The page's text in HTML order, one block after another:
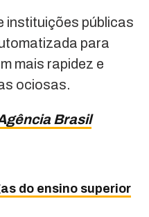
instituições públicas
para
mais rapidez e
ociosas.
Brasil
do ensino superior